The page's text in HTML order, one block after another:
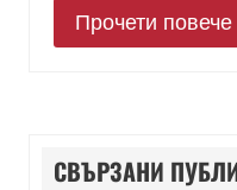
Прочети
СВЪРЗАНИ